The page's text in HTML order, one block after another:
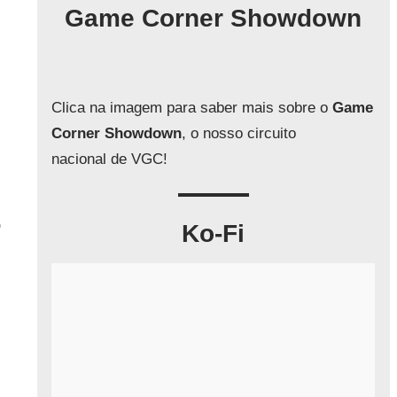
Game Corner Showdown
Clica na imagem para saber mais sobre oGame
Corner Showdown, o nosso circuito
nacional de VGC!
Ko-Fi